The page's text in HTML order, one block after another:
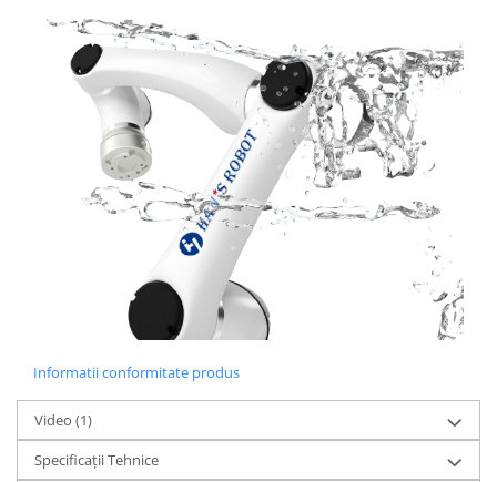
Informatii conformitate produs
Video (1)
Specificații Tehnice